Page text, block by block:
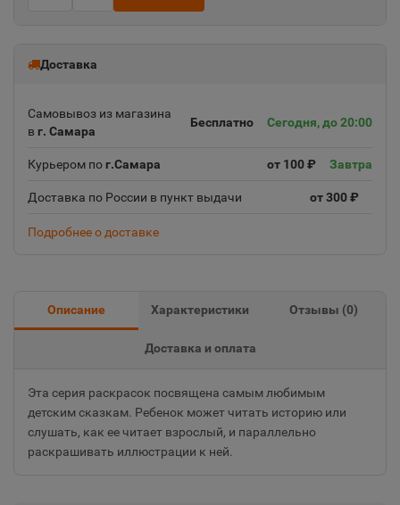
Доставка
Самовывоз из магазина
в г. Самара
Бесплатно Сегодня, до 20:00
Курьером пог.Самара от 100 ₽ Завтра
Доставка по России в пункт выдачи от 300 ₽
Подробнее о доставке
Описание Характеристики Отзывы (0)
Доставка и оплата
Эта серия раскрасок посвящена самым любимым
детским сказкам. Ребенок может читать историю или
слушать, как ее читает взрослый, и параллельно
раскрашивать иллюстрации к ней.